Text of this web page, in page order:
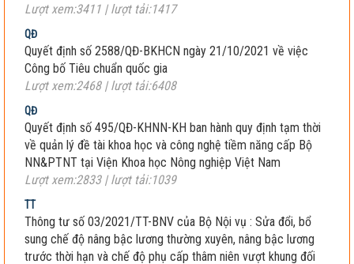
Lượt xem:3411 | lượt tải:1417
QĐ
Quyết định số 2588/QĐ-BKHCN ngày 21/10/2021 về việc
Công bố Tiêu chuẩn quốc gia
Lượt xem:2468 | lượt tải:6408
QĐ
Quyết định số 495/QĐ-KHNN-KH ban hành quy định tạm thời
về quản lý đề tài khoa học và công nghệ tiềm năng cấp Bộ
NN&PTNT tại Viện Khoa học Nông nghiệp Việt Nam
Lượt xem:2833 | lượt tải:1039
TT
Thông tư số 03/2021/TT-BNV của Bộ Nội vụ : Sửa đổi, bổ
sung chế độ nâng bậc lương thường xuyên, nâng bậc lương
trước thời hạn và chế độ phụ cấp thâm niên vượt khung đối